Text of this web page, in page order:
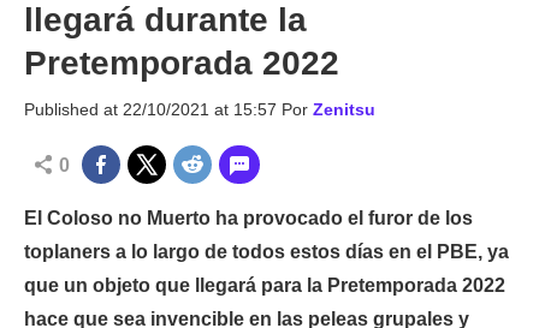
llegará durante la
Pretemporada 2022
Published at 22/10/2021 at 15:57 Por Zenitsu
0
El Coloso no Muerto ha provocado el furor de los
toplaners a lo largo de todos estos días en el PBE, ya
que un objeto que llegará para la Pretemporada 2022
hace que sea invencible en las peleas grupales y